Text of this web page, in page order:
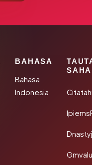
BAHASA
Bahasa
Indonesia